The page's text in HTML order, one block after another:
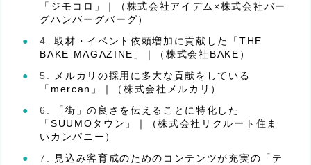
「ジモコロ」｜（株式会社アイデム×株式会社バー
グハンバーグバーグ）
取材・イベント依頼増加に貢献した「THE
BAKE MAGAZINE」｜（株式会社BAKE）
メルカリの採用に多大な貢献をしている
「mercan」｜（株式会社メルカリ）
「街」の良さを伝えることに特化した
「SUUMOタウン」｜（株式会社リクルート住ま
いカンパニー）
見込み客育成のためのコンテンツが充実の「テ